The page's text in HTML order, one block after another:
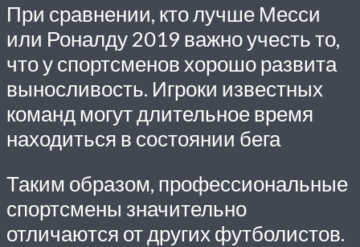
При сравнении, кто лучше Месси
или Роналду 2019 важно учесть то,
что у спортсменов хорошо развита
выносливость. Игроки известных
команд могут длительное время
находиться в состоянии бега
Таким образом, профессиональные
спортсмены значительно
отличаются от других футболистов.